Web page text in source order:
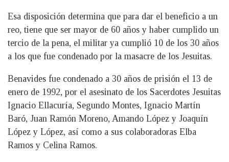
Esa disposición determina que para dar el beneficio a un
reo, tiene que ser mayor de 60 años y haber cumplido un
tercio de la pena, el militar ya cumplió 10 de los 30 años
a los que fue condenado por la masacre de los Jesuitas.
Benavides fue condenado a 30 años de prisión el 13 de
enero de 1992, por el asesinato de los Sacerdotes Jesuitas
Ignacio Ellacuría, Segundo Montes, Ignacio Martín
Baró, Juan Ramón Moreno, Amando López y Joaquín
López y López, así como a sus colaboradoras Elba
Ramos y Celina Ramos.